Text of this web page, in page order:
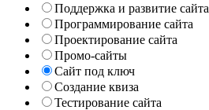
Поддержка и развитие сайта
Программирование сайта
Проектирование сайта
Промо-сайты
Сайт под ключ
Создание квиза
Тестирование сайта